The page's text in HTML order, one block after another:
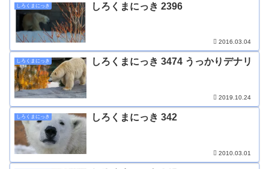
しろくまにっき しろくまにっき 2396
2016.03.04
しろくまにっき しろくまにっき 3474 うっかりデナリ
2019.10.24
しろくまにっき しろくまにっき 342
2010.03.01